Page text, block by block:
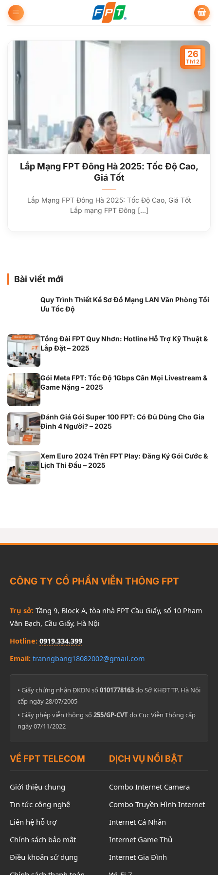
qua
dung
Lắp Mạng FPT Đông Hà 2025: Tốc Độ Cao,
Giá Tốt
Lắp Mạng FPT Đông Hà 2025: Tốc Độ Cao, Giá Tốt
Lắp mạng FPT Đông [...]
26
Th12
Bài viết mới
Quy Trình Thiết Kế Sơ Đồ Mạng LAN Văn Phòng Tối
Ưu Tốc Độ
Tổng Đài FPT Quy Nhơn: Hotline Hỗ Trợ Kỹ Thuật &
Lắp Đặt – 2025
Gói Meta FPT: Tốc Độ 1Gbps Cân Mọi Livestream &
Game Nặng – 2025
Đánh Giá Gói Super 100 FPT: Có Đủ Dùng Cho Gia
Đình 4 Người? – 2025
Xem Euro 2024 Trên FPT Play: Đăng Ký Gói Cước &
Lịch Thi Đấu – 2025
CÔNG TY CỔ PHẦN VIỄN THÔNG FPT
Trụ sở: Tầng 9, Block A, tòa nhà FPT Cầu Giấy, số 10 Phạm
Văn Bạch, Cầu Giấy, Hà Nội
Hotline: 0919.334.399
Email: tranngbang18082002@gmail.com
• Giấy chứng nhận ĐKDN số 0101778163do Sở KHĐT TP. Hà Nội
cấp ngày 28/07/2005
• Giấy phép viễn thông số 255/GP-CVTdo Cục Viễn Thông cấp
ngày 07/11/2022
VỀ FPT TELECOM
Giới thiệu chung
Tin tức công nghệ
Liên hệ hỗ trợ
Chính sách bảo mật
Điều khoản sử dụng
DỊCH VỤ NỔI BẬT
Combo Internet Camera
Combo Truyền Hình Internet
Internet Cá Nhân
Internet Game Thủ
Internet Gia Đình